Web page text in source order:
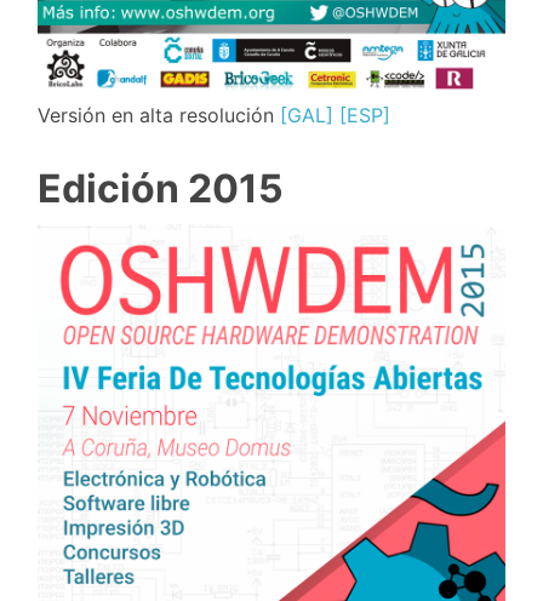
Versión en alta resolución [GAL] [ESP]
Edición 2015